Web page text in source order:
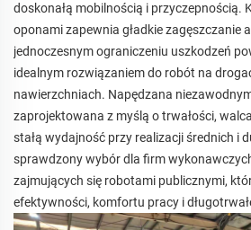
doskonałą mobilnością i przyczepnością.
oponami zapewnia gładkie zagęszczanie
jednoczesnym ograniczeniu uszkodzeń
idealnym rozwiązaniem do robót na
nawierzchniach. Napędzana
zaprojektowana z myślą o trwałości,
stałą wydajność przy realizacji średnich i
sprawdzony wybór dla firm
zajmujących się robotami publicznymi,
efektywności, komfortu pracy i